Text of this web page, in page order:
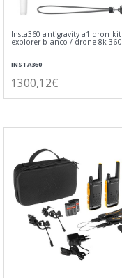
Insta360 antigravity a1 dron kit
explorer blanco / drone 8k 360
INSTA360
1300,12€